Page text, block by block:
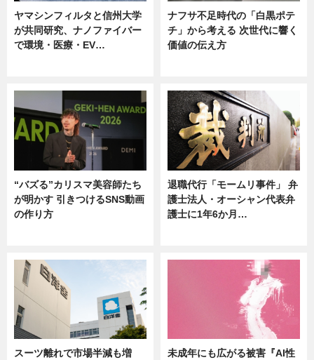
ヤマシンフィルタと信州大学
が共同研究、ナノファイバー
で環境・医療・EV…
ナフサ不足時代の「白黒ポテ
チ」から考える 次世代に響く
価値の伝え方
“バズる”カリスマ美容師たち
が明かす 引きつけるSNS動画
の作り方
退職代行「モームリ事件」 弁
護士法人・オーシャン代表弁
護士に1年6か月…
スーツ離れで市場半減も増
未成年にも広がる被害『AI性